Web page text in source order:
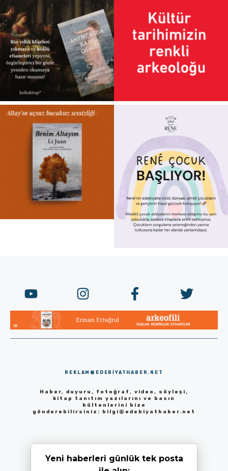
REKLAM@EDEBIYATHABER.NET
Haber, duyuru, fotoğraf, video, söyleşi,
kitap tanıtım yazılarını ve basın
bültenlerini bize
gönderebilirsiniz: bilgi@edebiyathaber.net
Yeni haberleri günlük tek posta